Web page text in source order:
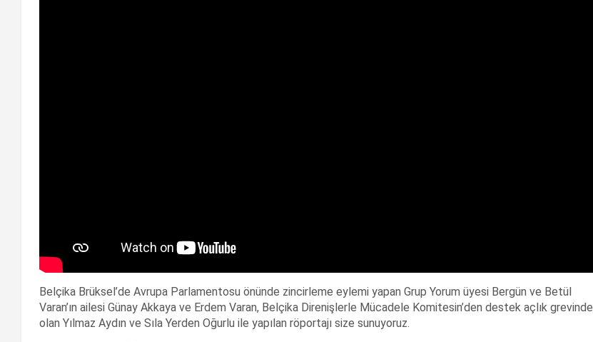
Belçika Brüksel’de Avrupa Parlamentosu önünde zincirleme eylemi yapan Grup Yorum üyesi Bergün ve Betül
Varan’ın ailesi Günay Akkaya ve Erdem Varan, Belçika Direnişlerle Mücadele Komitesin’den destek açlık grevinde
olan Yılmaz Aydın ve Sıla Yerden Oğurlu ile yapılan röportajı size sunuyoruz.